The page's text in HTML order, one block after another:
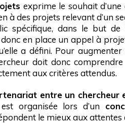
exprime le souhait
à des projets relevant d’un
spécifique, dans le but
donc en place un appel à
a défini. Pour augmenter
doit donc
aux critères attendus.
entre un chercheur
organisée lors d’un
le mieux aux attentes